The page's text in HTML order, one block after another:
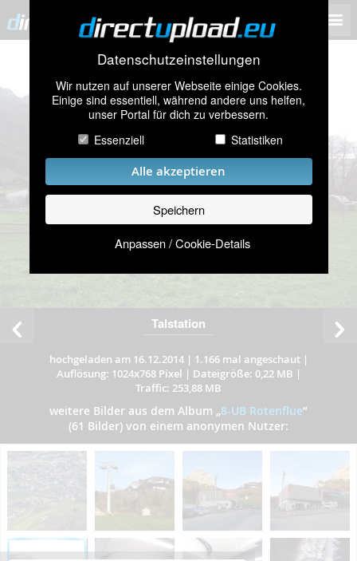
Datenschutzeinstellungen
Wir nutzen auf unserer Webseite einige Cookies.
Einige sind essentiell, während andere uns helfen,
unser Portal für dich zu verbessern.
Essenziell
Statistiken
Alle akzeptieren
Speichern
Anpassen / Cookie-Details
Talstation
hochgeladen am 16.12.2014| 1.166 mal angeschaut|
Auflösung: 1024x768 Pixel | Dateigröße: 0,22 MB |
Traffic: 253,88 MB
weitere Bilder aus dem Album „8-UB Rotenflue”
(61 Bilder) von einem anonymen Nutzer: